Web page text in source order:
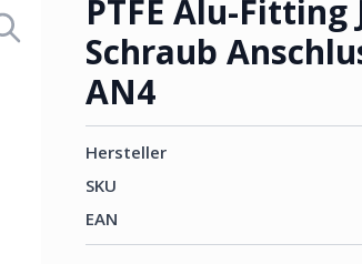
Schraub
PTFE Alu-Fitting
Schraub
AN4
Hersteller
SKU
EAN